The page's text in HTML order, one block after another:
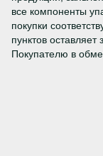
все компоненты
покупки
пунктов
Покупателю в